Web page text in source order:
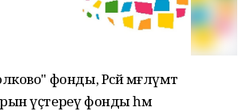
фонды, Рәсәй мәғлүмәт
үҫтереү фонды һәм